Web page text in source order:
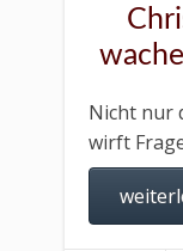
Nicht nur
wirft